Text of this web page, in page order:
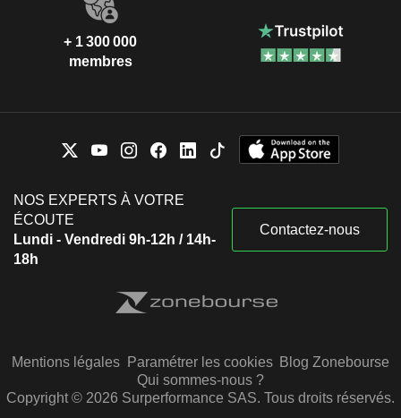
+ 1 300 000
membres
NOS EXPERTS À VOTRE
ÉCOUTE
Lundi - Vendredi 9h-12h / 14h-
18h
Contactez-nous
Mentions légales Paramétrer les cookies Blog Zonebourse
Qui sommes-nous ?
Copyright © 2026 Surperformance SAS. Tous droits réservés.